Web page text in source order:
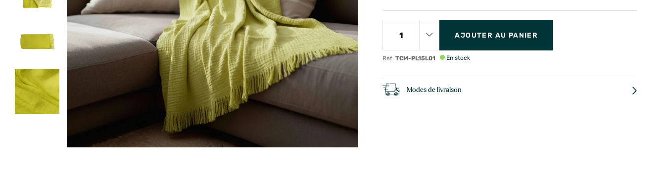
Ref.TCM-PL15L01
AJOUTER AU PANIER
En stock
Modes de livraison